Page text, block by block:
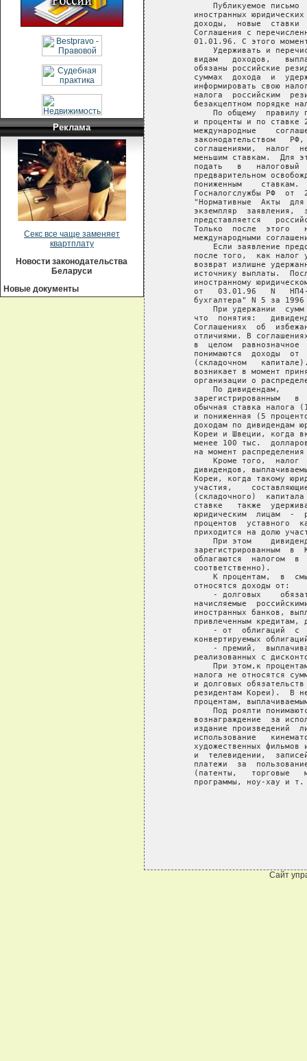
Реклама
Секс все чаще заменяет
квартплату
Новости законодательства
Беларуси
Новые документы
Публикуемое письмо
иностранных
доходы,  новые  ставки
Соглашения с
01.01.96. С этого
Удерживать и
видам   доходов,
обязаны российские
суммах  дохода  и
информировать свою
налога  российским
безакцептном порядке
По общему  правилу
и проценты и по ставке
международные
законодательством
соглашениями,  налог
меньшим ставкам.  Для
подать   в   налоговый
предварительном
пониженным    ставкам.
Госналогслужбы РФ  от
"Нормативные  Акты
экземпляр  заявления,
представляется
Только  после  этого
международными
Если заявление
после того,  как налог
возврат излишне
источнику выплаты.
иностранному
от   03.01.96   N
бухгалтера" N 5 за 1996
При удержании
что  понятия:
Соглашениях  об
отличиями. В
в  целом  равнозначное
понимаются  доходы  от
(складочном
возникает в момент
организации о
По дивидендам,
зарегистрированным   в
обычная ставка налога
и пониженная (5
доходам по дивидендам
Кореи и Швеции, когда
менее 100 тыс.
на момент
Кроме того,  налог
дивидендов,
Кореи, когда такому
участия,
(складочного)
ставке   также
юридическим  лицам  -
процентов  уставного
приходится на долю
При этом
зарегистрированным  в
облагаются  налогом  в
    соответственно).
К процентам,  в
    относятся доходы от:
- долговых
начисляемые
иностранных банков,
привлеченным кредитам,
- от  облигаций  с
конвертируемых
- премий,
реализованных с
При этом,к
налога не относятся
и долговых
резидентам Кореи).  В
процентам,
Под роялти
вознаграждение  за
издание произведений
использование
художественных фильмов
и  телевидении,
платежи  за
(патенты,   торговые
программы, ноу-хау и т.
Сайт